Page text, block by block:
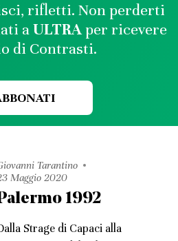
rifletti. Non perderti
aULTRAper ricevere
di Contrasti.
Tarantino
Maggio 2020
1992
Strage di Capaci alla